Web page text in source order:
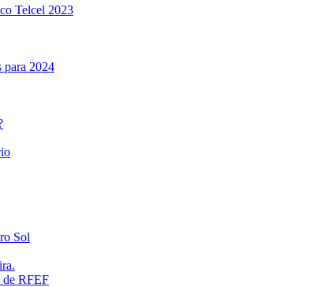
Telcel 2023
para 2024
Sol
de RFEF